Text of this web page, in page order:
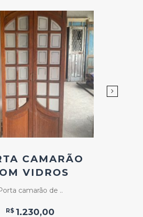
Add
ao
Favoritos
CAMARÃO
VIDROS
camarão de ..
R$ 1.230,00